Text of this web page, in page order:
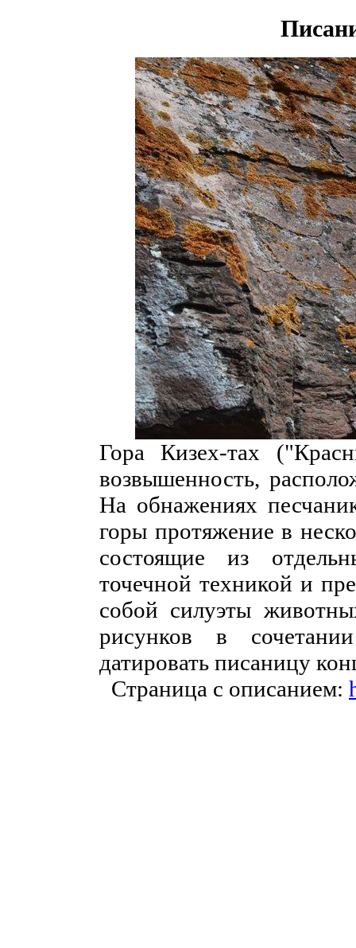
Гора Кизех-тах
возвышенность,
На обнажениях
горы протяжение в
состоящие из
точечной техникой и
собой силуэты
рисунков в
датировать писаницу
Страница с описанием: